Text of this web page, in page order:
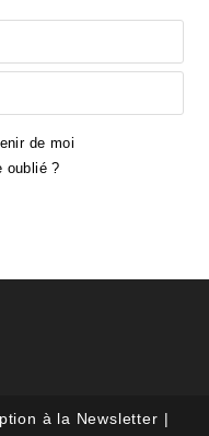
de moi
oublié ?
à la Newsletter